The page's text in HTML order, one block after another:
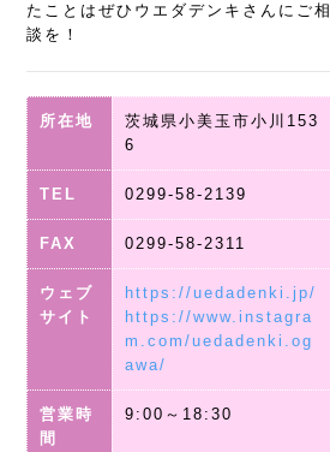
たことはぜひウエダデンキさんにご相
談を！
所在地
茨城県小美玉市小川153
6
TEL 0299-58-2139
FAX 0299-58-2311
ウェブ
サイト
https://uedadenki.jp/
https://www.instagra
m.com/uedadenki.og
awa/
営業時
間
9:00～18:30